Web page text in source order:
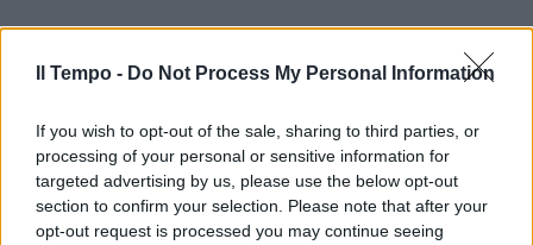
Il Tempo - Do Not Process My Personal Information
If you wish to opt-out of the sale, sharing to third parties, or
processing of your personal or sensitive information for
targeted advertising by us, please use the below opt-out
section to confirm your selection. Please note that after your
opt-out request is processed you may continue seeing